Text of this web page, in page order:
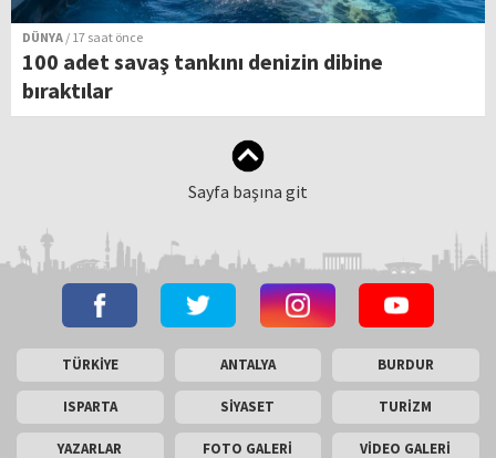
DÜNYA / 17 saat önce
100 adet savaş tankını denizin dibine
bıraktılar
Sayfa başına git
TÜRKİYE ANTALYA BURDUR
ISPARTA SİYASET TURİZM
YAZARLAR FOTO GALERİ VİDEO GALERİ